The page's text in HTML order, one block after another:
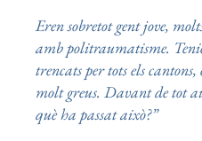
Eren sobretot gent jove,
amb politraumatisme.
trencats per tots els
molt greus. Davant de tot
què ha passat això?”